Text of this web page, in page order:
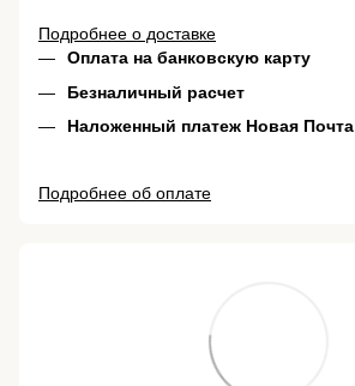
Подробнее о доставке
Оплата на банковскую карту
Безналичный расчет
Наложенный платеж Новая Почта
Подробнее об оплате